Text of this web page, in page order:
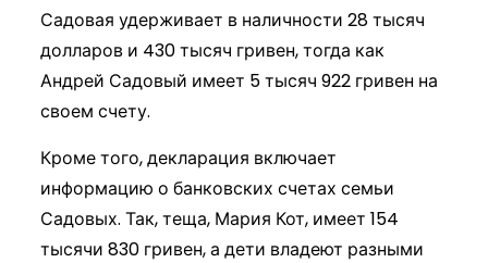
Садовая удерживает в наличности 28 тысяч
долларов и 430 тысяч гривен, тогда как
Андрей Садовый имеет 5 тысяч 922 гривен на
своем счету.
Кроме того, декларация включает
информацию о банковских счетах семьи
Садовых. Так, теща, Мария Кот, имеет 154
тысячи 830 гривен, а дети владеют разными